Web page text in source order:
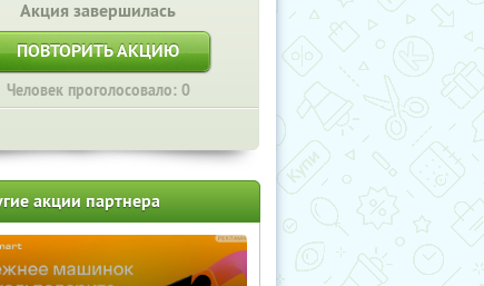
Акция завершилась
ПОВТОРИТЬ АКЦИЮ
Человек проголосовало: 0
акции партнера